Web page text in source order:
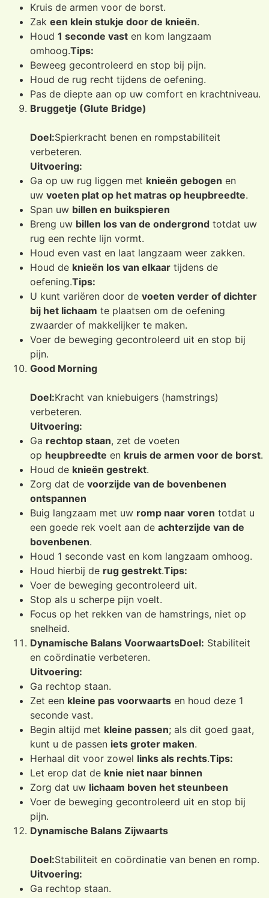
Kruis de armen voor de borst.
Zak een klein stukje door de knieën.
Houd 1 seconde vast en kom langzaam
omhoog.Tips:
Beweeg gecontroleerd en stop bij pijn.
Houd de rug recht tijdens de oefening.
Pas de diepte aan op uw comfort en krachtniveau.
Bruggetje (Glute Bridge)
Doel:Spierkracht benen en rompstabiliteit
verbeteren.
Uitvoering:
Ga op uw rug liggen met knieën gebogen en
uw voeten plat op het matras op heupbreedte.
Span uw billen en buikspieren
Breng uw billen los van de ondergrond totdat uw
rug een rechte lijn vormt.
Houd even vast en laat langzaam weer zakken.
Houd de knieën los van elkaar tijdens de
oefening.Tips:
U kunt variëren door de voeten verder of dichter
bij het lichaam te plaatsen om de oefening
zwaarder of makkelijker te maken.
Voer de beweging gecontroleerd uit en stop bij
pijn.
Good Morning
Doel:Kracht van kniebuigers (hamstrings)
verbeteren.
Uitvoering:
Ga rechtop staan, zet de voeten
op heupbreedte en kruis de armen voor de borst.
Houd de knieën gestrekt.
Zorg dat de voorzijde van de bovenbenen
ontspannen
Buig langzaam met uw romp naar voren totdat u
een goede rek voelt aan de achterzijde van de
bovenbenen.
Houd 1 seconde vast en kom langzaam omhoog.
Houd hierbij de rug gestrekt.Tips:
Voer de beweging gecontroleerd uit.
Stop als u scherpe pijn voelt.
Focus op het rekken van de hamstrings, niet op
snelheid.
Dynamische Balans VoorwaartsDoel: Stabiliteit
en coördinatie verbeteren.
Uitvoering:
Ga rechtop staan.
Zet een kleine pas voorwaarts en houd deze 1
seconde vast.
Begin altijd met kleine passen; als dit goed gaat,
kunt u de passen iets groter maken.
Herhaal dit voor zowel links als rechts.Tips:
Let erop dat de knie niet naar binnen
Zorg dat uw lichaam boven het steunbeen
Voer de beweging gecontroleerd uit en stop bij
pijn.
Dynamische Balans Zijwaarts
Doel:Stabiliteit en coördinatie van benen en romp.
Uitvoering:
Ga rechtop staan.